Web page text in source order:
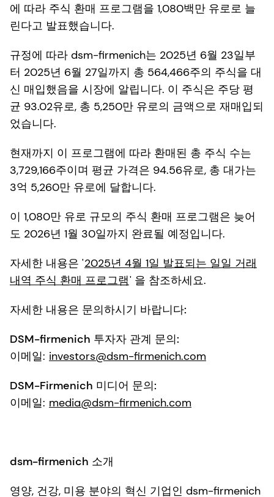
에 따라 주식 환매 프로그램을 1,080백만 유로로 늘
린다고 발표했습니다.
규정에 따라 dsm-firmenich는 2025년 6월 23일부
터 2025년 6월 27일까지 총 564,466주의 주식을 대
신 매입했음을 시장에 알립니다. 이 주식은 주당 평
균 93.02유로, 총 5,250만 유로의 금액으로 재매입되
었습니다.
현재까지 이 프로그램에 따라 환매된 총 주식 수는
3,729,166주이며 평균 가격은 94.56유로, 총 대가는
3억 5,260만 유로에 달합니다.
이 1,080만 유로 규모의 주식 환매 프로그램은 늦어
도 2026년 1월 30일까지 완료될 예정입니다.
자세한 내용은 '2025년 4월 1일 발표되는 일일 거래
내역 주식 환매 프로그램' 을 참조하세요.
자세한 내용은 문의하시기 바랍니다:
DSM-firmenich 투자자 관계 문의:
이메일: investors@dsm-firmenich.com
DSM-Firmenich 미디어 문의:
이메일: media@dsm-firmenich.com
dsm-firmenich 소개
영양, 건강, 미용 분야의 혁신 기업인 dsm-firmenich